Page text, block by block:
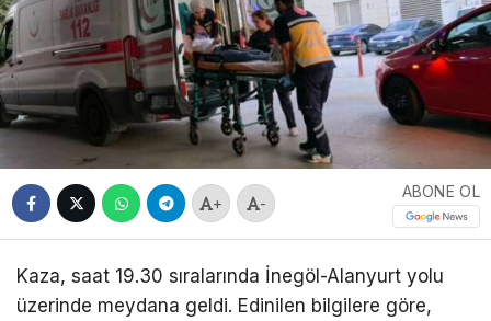
+ -
ABONE OL
Kaza, saat 19.30 sıralarında İnegöl-Alanyurt yolu
üzerinde meydana geldi. Edinilen bilgilere göre,